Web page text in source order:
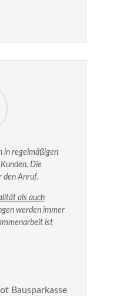
in regelmäßigen
Die
den Anruf.
als auch
werden immer
ist
Bausparkasse